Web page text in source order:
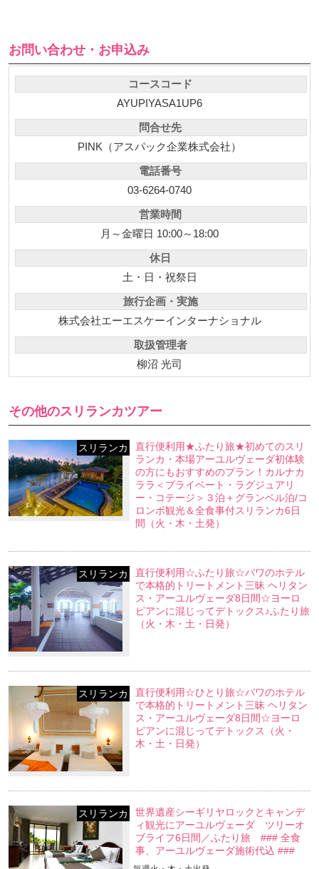
お問い合わせ・お申込み
コースコード
AYUPIYASA1UP6
問合せ先
PINK（アスパック企業株式会社）
電話番号
03-6264-0740
営業時間
月～金曜日 10:00～18:00
休日
土・日・祝祭日
旅行企画・実施
株式会社エーエスケーインターナショナル
取扱管理者
柳沼 光司
その他のスリランカツアー
スリランカ
直行便利用★ふたり旅★初めてのスリ
ランカ・本場アーユルヴェーダ初体験
の方にもおすすめのプラン！カルナカ
ララ＜プライベート・ラグジュアリ
ー・コテージ＞３泊＋グランベル泊/コ
ロンボ観光＆全食事付スリランカ6日
間（火・木・土発）
スリランカ
直行便利用☆ふたり旅☆バワのホテル
で本格的トリートメント三昧 ヘリタン
ス・アーユルヴェーダ8日間☆ヨーロ
ピアンに混じってデトックス♪ふたり旅
（火・木・土・日発）
スリランカ
直行便利用☆ひとり旅☆バワのホテル
で本格的トリートメント三昧 ヘリタン
ス・アーユルヴェーダ8日間☆ヨーロ
ピアンに混じってデトックス（火・
木・土・日発）
スリランカ
世界遺産シーギリヤロックとキャンデ
ィ観光にアーユルヴェーダ ツリーオ
ブライフ6日間／ふたり旅 ### 全食
事、アーユルヴェーダ施術代込 ###